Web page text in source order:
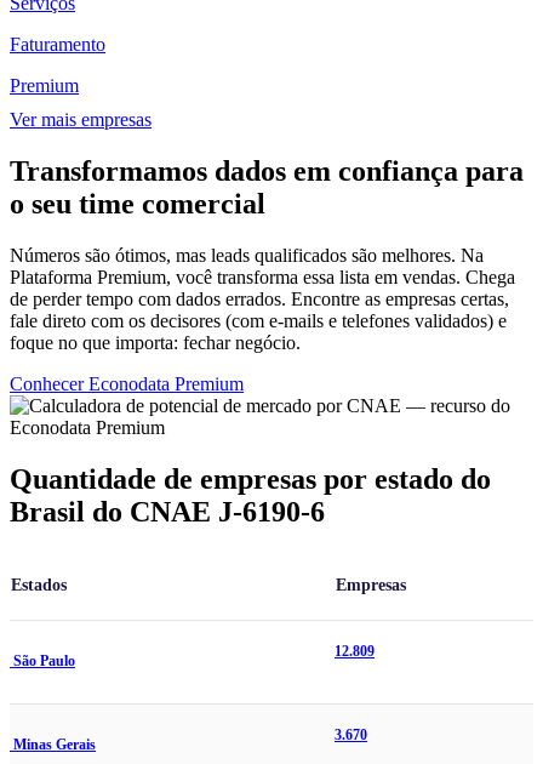
Faturamento
Premium
Ver mais empresas
Transformamos dados em confiança para
o seu time comercial
Números são ótimos, mas leads qualificados são melhores. Na
Plataforma Premium, você transforma essa lista em vendas. Chega
de perder tempo com dados errados. Encontre as empresas certas,
fale direto com os decisores (com e-mails e telefones validados) e
foque no que importa: fechar negócio.
Conhecer Econodata Premium
Quantidade de empresas por estado do
Brasil do CNAE J-6190-6
Estados Empresas
São Paulo
12.809
Minas Gerais
3.670